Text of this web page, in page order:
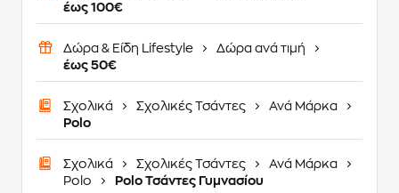
έως 100€
Δώρα & Είδη Lifestyle
Δώρα ανά τιμή
έως 50€
Σχολικά Σχολικές Τσάντες
Ανά Μάρκα
Polo
Σχολικά Σχολικές Τσάντες
Ανά Μάρκα
Polo
Polo Τσάντες Γυμνασίου